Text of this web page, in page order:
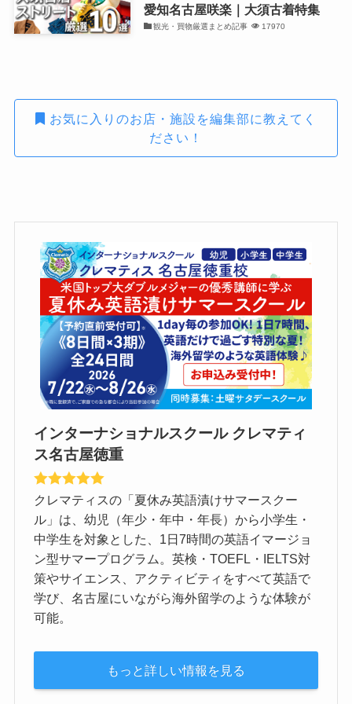
愛知名古屋咲楽｜大須古着特集
観光・買物厳選まとめ記事 17970
お気に入りのお店・施設を編集部に教えてく
ださい！
インターナショナルスクール クレマティ
ス名古屋徳重
クレマティスの「夏休み英語漬けサマースクー
ル」は、幼児（年少・年中・年長）から小学生・
中学生を対象とした、1日7時間の英語イマージョ
ン型サマープログラム。英検・TOEFL・IELTS対
策やサイエンス、アクティビティをすべて英語で
学び、名古屋にいながら海外留学のような体験が
可能。
もっと詳しい情報を見る